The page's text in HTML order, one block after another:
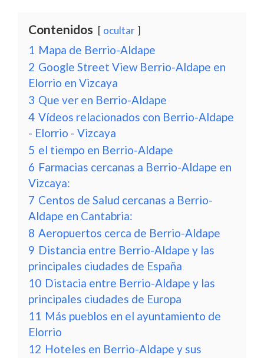
Contenidos ocultar
1 Mapa de Berrio-Aldape
2 Google Street View Berrio-Aldape en
Elorrio en Vizcaya
3 Que ver en Berrio-Aldape
4 Vídeos relacionados con Berrio-Aldape
- Elorrio - Vizcaya
5 el tiempo en Berrio-Aldape
6 Farmacias cercanas a Berrio-Aldape en
Vizcaya:
7 Centos de Salud cercanas a Berrio-
Aldape en Cantabria:
8 Aeropuertos cerca de Berrio-Aldape
9 Distancia entre Berrio-Aldape y las
principales ciudades de España
10 Distacia entre Berrio-Aldape y las
principales ciudades de Europa
11 Más pueblos en el ayuntamiento de
Elorrio
12 Hoteles en Berrio-Aldape y sus